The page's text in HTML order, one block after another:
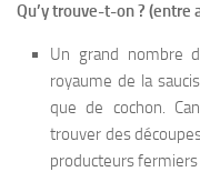
Qu’y trouve-t-on ? (entre
Un grand nombre
royaume de la
que de cochon.
trouver des
producteurs